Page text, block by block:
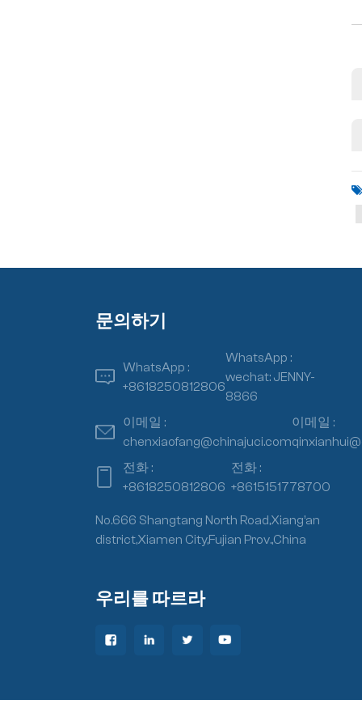
문의하기
WhatsApp :
+8618250812806
WhatsApp :
wechat: JENNY-
8866
이메일 :
chenxiaofang@chinajuci.com
이메일 :
전화 :
+8618250812806
전화 :
+8615151778700
No.666 Shangtang North Road,Xiang’an
district,Xiamen City,Fujian Prov.,China
우리를 따르라